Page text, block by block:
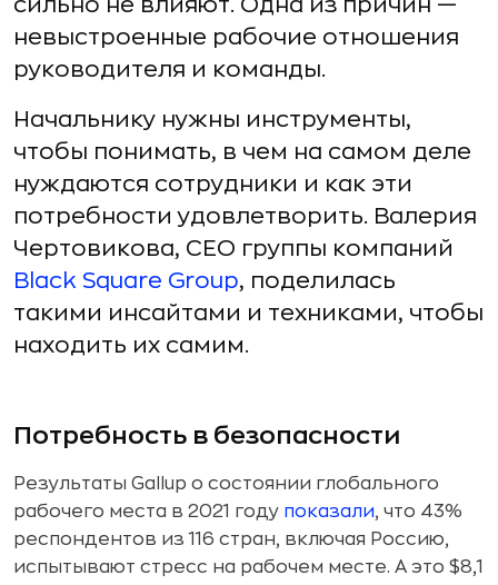
сильно не влияют. Одна из причин —
невыстроенные рабочие отношения
руководителя и команды.
Начальнику нужны инструменты,
чтобы понимать, в чем на самом деле
нуждаются сотрудники и как эти
потребности удовлетворить. Валерия
Чертовикова, CEO группы компаний
Black Square Group, поделилась
такими инсайтами и техниками, чтобы
находить их самим.
Потребность в безопасности
Результаты Gallup о состоянии глобального
рабочего места в 2021 году показали, что 43%
респондентов из 116 стран, включая Россию,
испытывают стресс на рабочем месте. А это $8,1